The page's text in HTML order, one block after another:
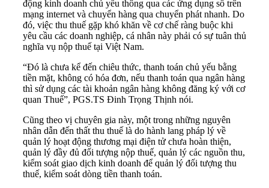
động kinh doanh chủ yếu thông qua các ứng dụng số trên
mạng internet và chuyển hàng qua chuyển phát nhanh. Do
đó, việc thu thuế gặp khó khăn về cơ chế ràng buộc khi
yêu cầu các doanh nghiệp, cá nhân này phải có sự tuân thủ
nghĩa vụ nộp thuế tại Việt Nam.
“Đó là chưa kể đến chiêu thức, thanh toán chủ yếu bằng
tiền mặt, không có hóa đơn, nếu thanh toán qua ngân hàng
thì sử dụng các tài khoản ngân hàng không đăng ký với cơ
quan Thuế”, PGS.TS Đinh Trọng Thịnh nói.
Cũng theo vị chuyên gia này, một trong những nguyên
nhân dẫn đến thất thu thuế là do hành lang pháp lý về
quản lý hoạt động thương mại điện tử chưa hoàn thiện,
quản lý đầy đủ đối tượng nộp thuế, quản lý các nguồn thu,
kiểm soát giao dịch kinh doanh để quản lý đối tượng thu
thuế, kiểm soát dòng tiền thanh toán.